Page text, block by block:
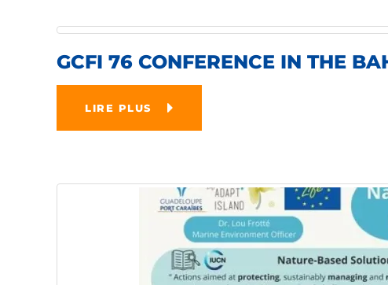
GCFI 76 CONFERENCE IN THE
LIRE PLUS